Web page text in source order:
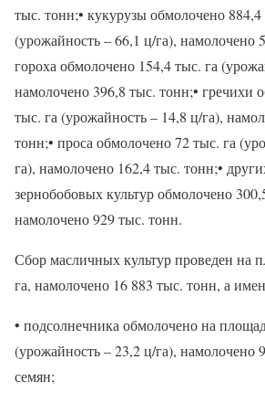
тыс. тонн;• кукурузы обмолочено 884,4
(урожайность – 66,1 ц/га), намолочено
гороха обмолочено 154,4 тыс. га
намолочено 396,8 тыс. тонн;• гречихи
тыс. га (урожайность – 14,8 ц/га),
тонн;• проса обмолочено 72 тыс. га
га), намолочено 162,4 тыс. тонн;•
зернобобовых культур обмолочено
намолочено 929 тыс. тонн.
Сбор масличных культур проведен на
га, намолочено 16 883 тыс. тонн, а
• подсолнечника обмолочено на
(урожайность – 23,2 ц/га), намолочено
семян;